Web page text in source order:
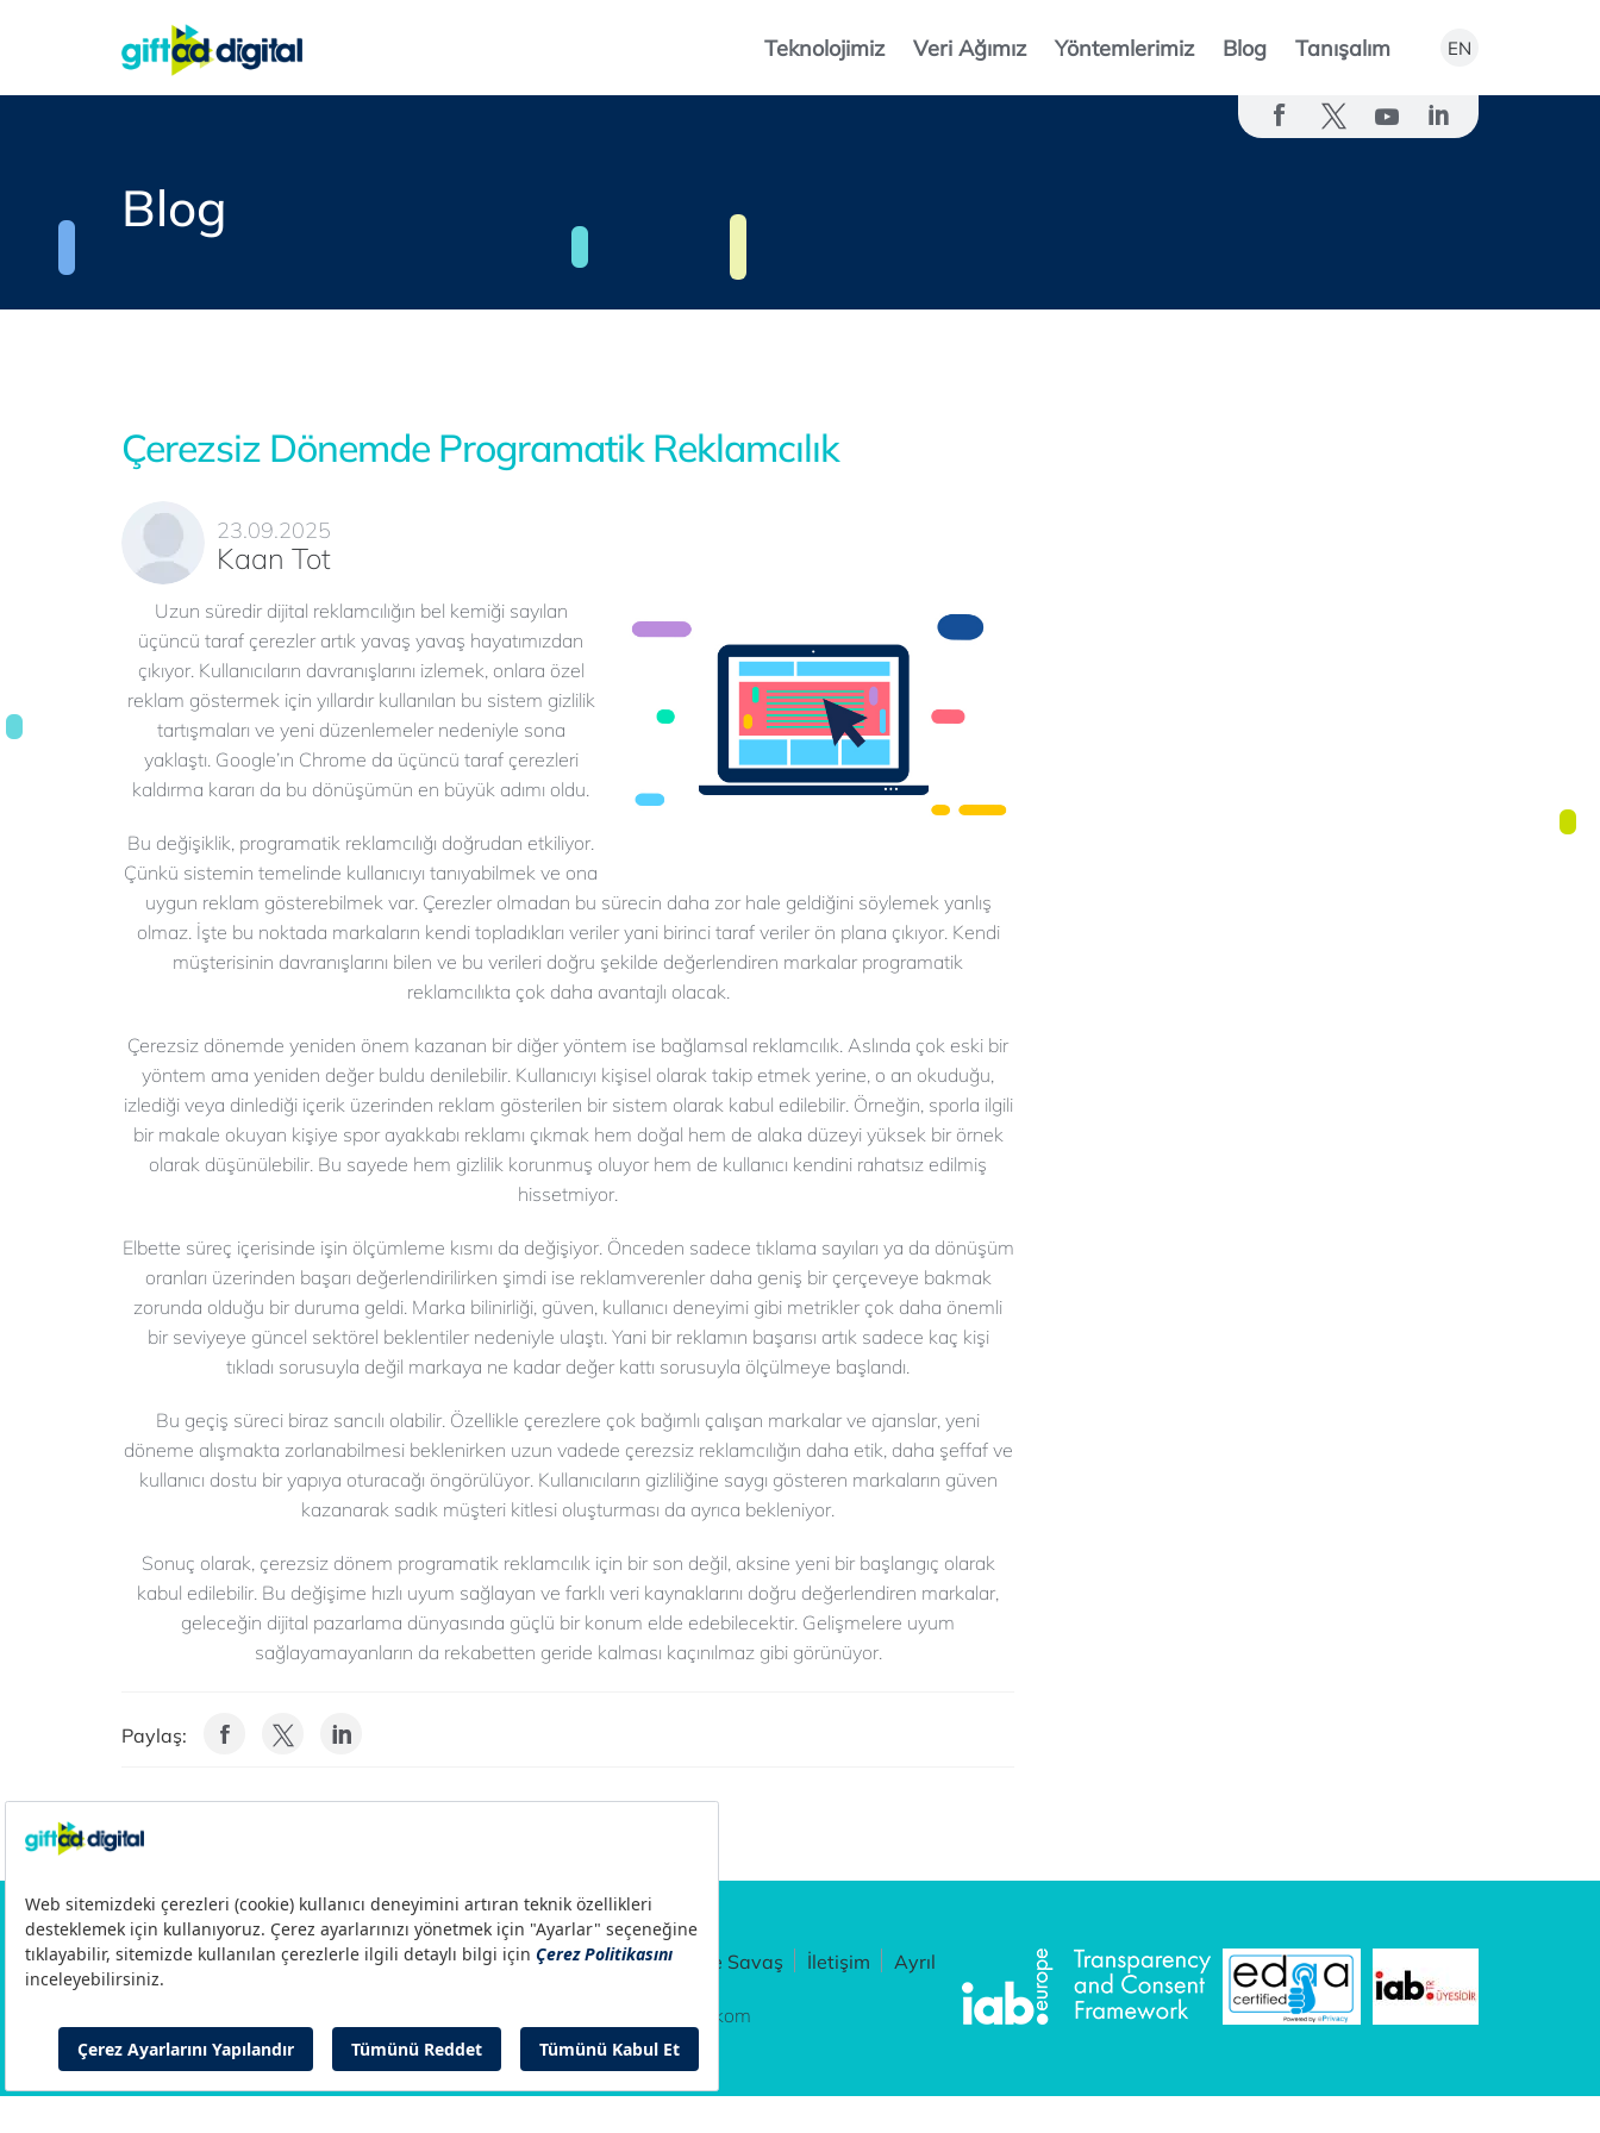
EN
Teknolojimiz Veri Ağımız Yöntemlerimiz Blog Tanışalım
Blog
Çerezsiz Dönemde Programatik Reklamcılık
23.09.2025
Kaan Tot
Uzun süredir dijital reklamcılığın bel kemiği sayılan
üçüncü taraf çerezler artık yavaş yavaş hayatımızdan
çıkıyor. Kullanıcıların davranışlarını izlemek, onlara özel
reklam göstermek için yıllardır kullanılan bu sistem gizlilik
tartışmaları ve yeni düzenlemeler nedeniyle sona
yaklaştı. Google’ın Chrome da üçüncü taraf çerezleri
kaldırma kararı da bu dönüşümün en büyük adımı oldu.
Bu değişiklik, programatik reklamcılığı doğrudan etkiliyor.
Çünkü sistemin temelinde kullanıcıyı tanıyabilmek ve ona
uygun reklam gösterebilmek var. Çerezler olmadan bu sürecin daha zor hale geldiğini söylemek yanlış
olmaz. İşte bu noktada markaların kendi topladıkları veriler yani birinci taraf veriler ön plana çıkıyor. Kendi
müşterisinin davranışlarını bilen ve bu verileri doğru şekilde değerlendiren markalar programatik
reklamcılıkta çok daha avantajlı olacak.
Çerezsiz dönemde yeniden önem kazanan bir diğer yöntem ise bağlamsal reklamcılık. Aslında çok eski bir
yöntem ama yeniden değer buldu denilebilir. Kullanıcıyı kişisel olarak takip etmek yerine, o an okuduğu,
izlediği veya dinlediği içerik üzerinden reklam gösterilen bir sistem olarak kabul edilebilir. Örneğin, sporla ilgili
bir makale okuyan kişiye spor ayakkabı reklamı çıkmak hem doğal hem de alaka düzeyi yüksek bir örnek
olarak düşünülebilir. Bu sayede hem gizlilik korunmuş oluyor hem de kullanıcı kendini rahatsız edilmiş
hissetmiyor.
Elbette süreç içerisinde işin ölçümleme kısmı da değişiyor. Önceden sadece tıklama sayıları ya da dönüşüm
oranları üzerinden başarı değerlendirilirken şimdi ise reklamverenler daha geniş bir çerçeveye bakmak
zorunda olduğu bir duruma geldi. Marka bilinirliği, güven, kullanıcı deneyimi gibi metrikler çok daha önemli
bir seviyeye güncel sektörel beklentiler nedeniyle ulaştı. Yani bir reklamın başarısı artık sadece kaç kişi
tıkladı sorusuyla değil markaya ne kadar değer kattı sorusuyla ölçülmeye başlandı.
Bu geçiş süreci biraz sancılı olabilir. Özellikle çerezlere çok bağımlı çalışan markalar ve ajanslar, yeni
döneme alışmakta zorlanabilmesi beklenirken uzun vadede çerezsiz reklamcılığın daha etik, daha şeffaf ve
kullanıcı dostu bir yapıya oturacağı öngörülüyor. Kullanıcıların gizliliğine saygı gösteren markaların güven
kazanarak sadık müşteri kitlesi oluşturması da ayrıca bekleniyor.
Sonuç olarak, çerezsiz dönem programatik reklamcılık için bir son değil, aksine yeni bir başlangıç olarak
kabul edilebilir. Bu değişime hızlı uyum sağlayan ve farklı veri kaynaklarını doğru değerlendiren markalar,
geleceğin dijital pazarlama dünyasında güçlü bir konum elde edebilecektir. Gelişmelere uyum
sağlayamayanların da rekabetten geride kalması kaçınılmaz gibi görünüyor.
Paylaş:
Gizlilik Politikası Aydınlatma Metni Çerez Ayarları Sahtecilikle Savaş İletişim Ayrıl
© 2011-2026 Giftad Digital - Türk Telekom